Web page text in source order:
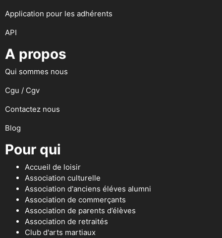
Application pour les adhérents
API
A propos
Qui sommes nous
Cgu / Cgv
Contactez nous
Blog
Pour qui
Accueil de loisir
Association culturelle
Association d'anciens éléves alumni
Association de commerçants
Association de parents d’élèves
Association de retraités
Club d'arts martiaux